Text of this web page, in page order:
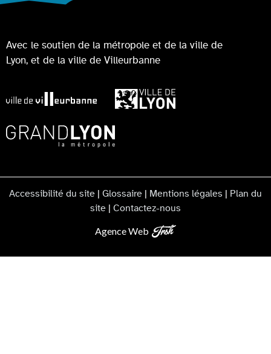
Avec le soutien de la métropole et de la ville de
Lyon, et de la ville de Villeurbanne
Accessibilité du site Glossaire Mentions légales
Plan du
site
Contactez-nous
Agence Web